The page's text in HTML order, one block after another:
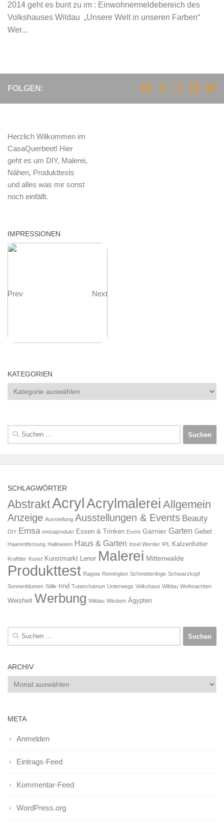
2014 geht es bunt zu im : Einwohnermeldebereich des
Volkshauses Wildau „Unsere Welt in unseren Farben“
Wer...
FOLGEN:
Herzlich Wilkommen im
CasaQuerbeet! Hier
geht es um DIY, Malerei,
Nähen, Produkttests
und alles was mir sonst
noch einfällt.
IMPRESSIONEN
Prev Next
KATEGORIEN
Kategorien
Suchen
nach:
SCHLAGWÖRTER
AbstraktAcryl Acrylmalerei Allgemein
Anzeige Ausstellung Ausstellungen & Events Beauty
DIY Emsa emsaprodukt Essen & Trinken Event Garnier Garten Gebet
Haarentfernung Halloween Haus & Garten Insel Werder IPL Katzenfutter
Krafttier Kunst Kunstmarkt Lenor Malerei Mittenwalde
Produkttest Ragow Remington Schmetterlinge Schwarzkopf
Sonnenblumen Stille trnd Tutanchamun Unterwegs Volkshaus Wildau Weihnachten
Weisheit Werbung Wildau Wisdom Ägypten
Suchen
nach:
ARCHIV
Archiv
META
Anmelden
Eintrags-Feed
Kommentar-Feed
WordPress.org